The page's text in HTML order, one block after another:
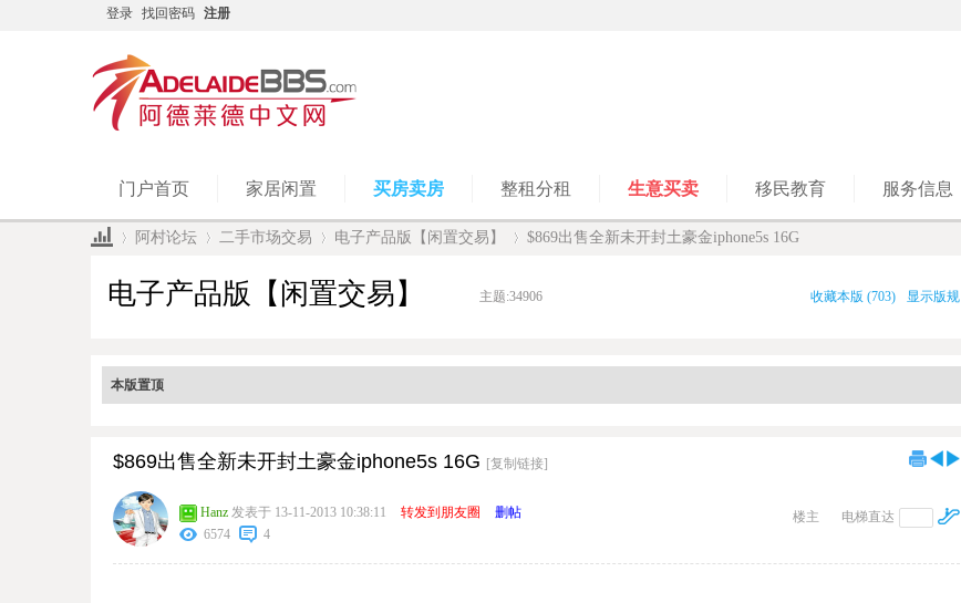
登录 找回密码 注册
门户首页 家居闲置 买房卖房 整租分租 生意买卖 移民教育 服务信息
阿村论坛 二手市场交易 电子产品版【闲置交易】 $869出售全新未开封土豪金iphone5s 16G
电子产品版【闲置交易】 主题:34906 显示版规
收藏本版 (703)
本版置顶
$869出售全新未开封土豪金iphone5s 16G [复制链接]
电梯直达
楼主
Hanz 发表于 13-11-2013 10:38:11 转发到朋友圈
删帖
6574
4